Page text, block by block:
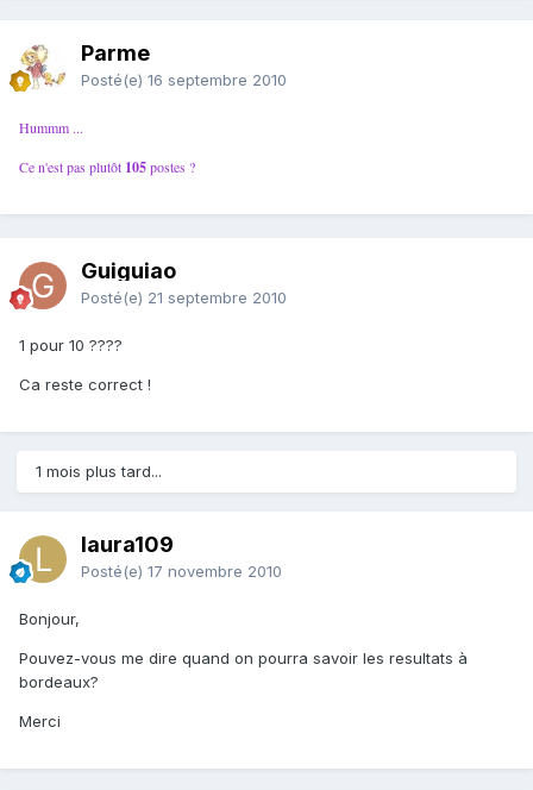
Parme
Posté(e) 16 septembre 2010
Hummm ...
Ce n'est pas plutôt 105postes ?
Guiguiao
Posté(e) 21 septembre 2010
1 pour 10 ????
Ca reste correct !
1 mois plus tard...
laura109
Posté(e) 17 novembre 2010
Bonjour,
Pouvez-vous me dire quand on pourra savoir les resultats à
bordeaux?
Merci